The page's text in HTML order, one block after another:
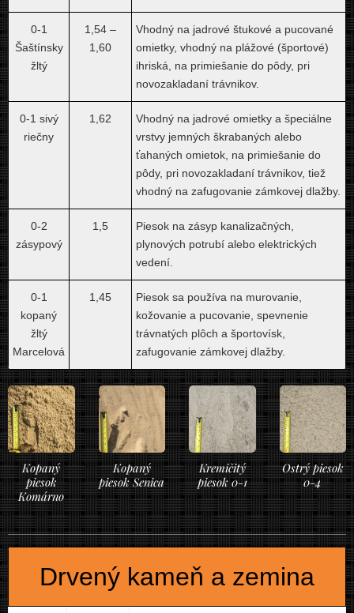
0-1
Šaštínsky
žltý
1,54 –
1,60
Vhodný na jadrové štukové a pucované
omietky, vhodný na plážové (športové)
ihriská, na primiešanie do pôdy, pri
novozakladaní trávnikov.
0-1 sivý
riečny
1,62
Vhodný na jadrové omietky a špeciálne
vrstvy jemných škrabaných alebo
ťahaných omietok, na primiešanie do
pôdy, pri novozakladaní trávnikov, tiež
vhodný na zafugovanie zámkovej dlažby.
0-2
zásypový
1,5
Piesok na zásyp kanalizačných,
plynových potrubí alebo elektrických
vedení.
0-1
kopaný
žltý
Marcelová
1,45
Piesok sa používa na murovanie,
kožovanie a pucovanie, spevnenie
trávnatých plôch a športovísk,
zafugovanie zámkovej dlažby.
Kopaný
piesok
Komárno
Kopaný
piesok Senica
Kremičitý
piesok 0-1
Ostrý piesok
0-4
Drvený kameň a zemina